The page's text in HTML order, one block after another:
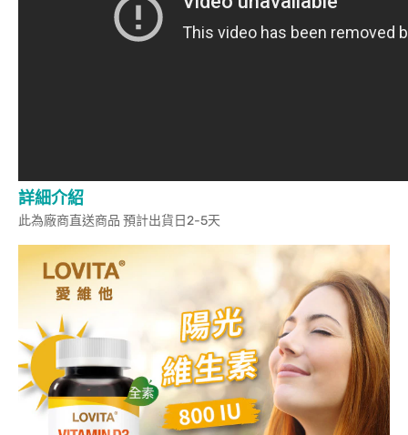
詳細介紹
此為廠商直送商品 預計出貨日2-5天